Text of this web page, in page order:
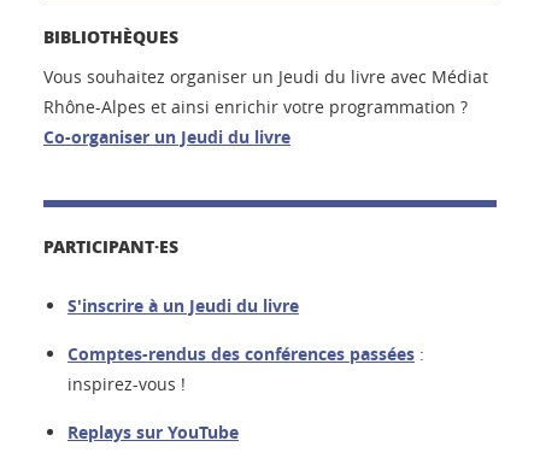
BIBLIOTHÈQUES
Vous souhaitez organiser un Jeudi du livre avec Médiat
Rhône-Alpes et ainsi enrichir votre programmation ?
Co-organiser un Jeudi du livre
PARTICIPANT·ES
S'inscrire à un Jeudi du livre
Comptes-rendus des conférences passées :
inspirez-vous !
Replays sur YouTube